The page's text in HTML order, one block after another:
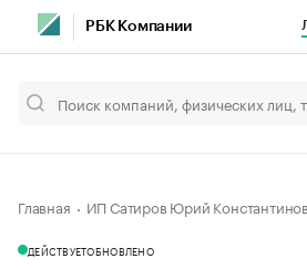
РБК Компании
Главная ИП Сатиров Юрий
ДЕЙСТВУЕТОБНОВЛЕНО